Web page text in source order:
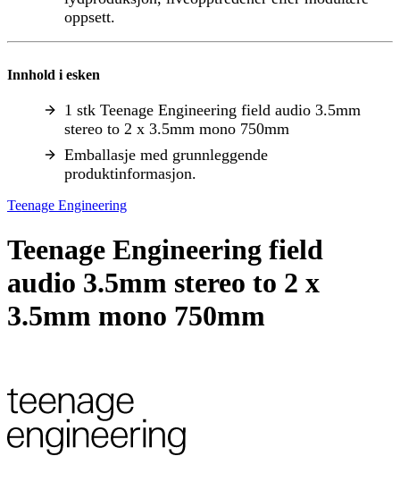
oppsett.
Innhold i esken
1 stk Teenage Engineering field audio 3.5mm
stereo to 2 x 3.5mm mono 750mm
Emballasje med grunnleggende
produktinformasjon.
Teenage Engineering
Teenage Engineering field
audio 3.5mm stereo to 2 x
3.5mm mono 750mm